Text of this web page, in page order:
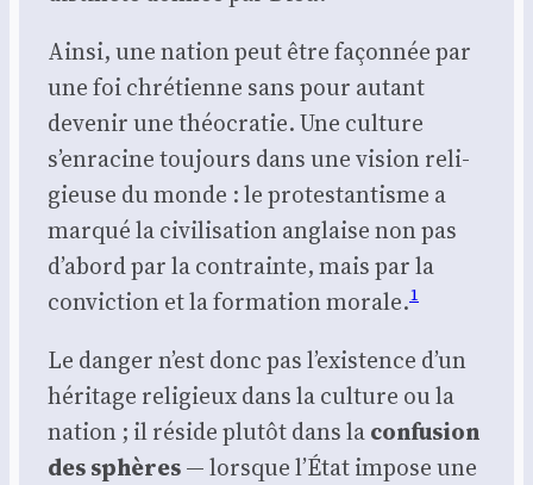
Ain­si, une nation peut être façon­née par
une foi chré­tienne sans pour autant
deve­nir une théo­cra­tie. Une culture
s’enracine tou­jours dans une vision reli­
gieuse du monde : le pro­tes­tan­tisme a
mar­qué la civi­li­sa­tion anglaise non pas
d’abord par la contrainte, mais par la
convic­tion et la for­ma­tion morale.1
Le dan­ger n’est donc pas l’existence d’un
héri­tage reli­gieux dans la culture ou la
nation ; il réside plu­tôt dans laconfu­sion
des sphères— lorsque l’État impose une